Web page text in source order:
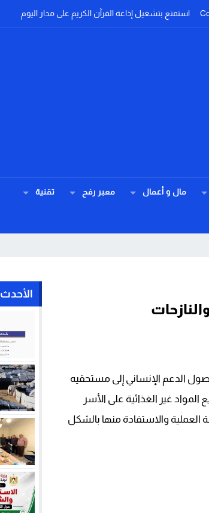
استمتع بتشغيل إذاعة القرآن الكريم على مدار اليوم
مال و أعمال معبر رفح تقنية
الدعم الإنساني إلى مستحقيه
غير الغذائية على الأسر
العملية والاستفادة منها بالشكل
الأحدث